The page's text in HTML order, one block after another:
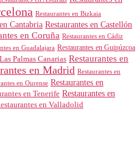
Restaurantes en Bizkaia
Cantabria Restaurantes en Castellón
en Coruña Restaurantes en Cádiz
en Guadalajara Restaurantes en Guipúzcoa
Palmas Canarias Restaurantes en
en Madrid Restaurantes en
en Ourense Restaurantes en
en Tenerife Restaurantes en
en Valladolid